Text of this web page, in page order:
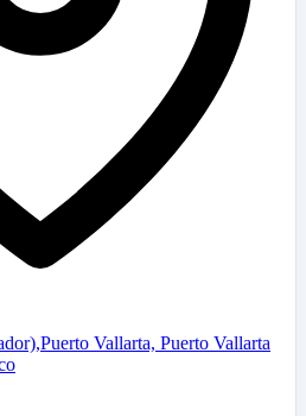
Vallarta, Puerto Vallarta